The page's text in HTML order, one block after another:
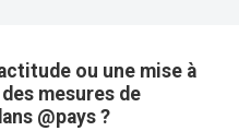
ou une mise à
mesures de
@pays ?